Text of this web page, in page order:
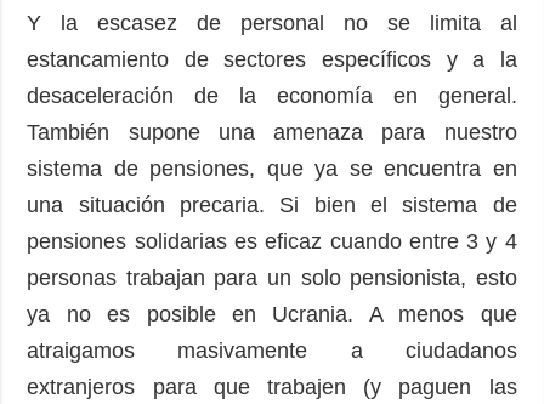
Y la escasez de personal no se limita al
estancamiento de sectores específicos y a la
desaceleración de la economía en general.
También supone una amenaza para nuestro
sistema de pensiones, que ya se encuentra en
una situación precaria. Si bien el sistema de
pensiones solidarias es eficaz cuando entre 3 y 4
personas trabajan para un solo pensionista, esto
ya no es posible en Ucrania. A menos que
atraigamos masivamente a ciudadanos
extranjeros para que trabajen (y paguen las